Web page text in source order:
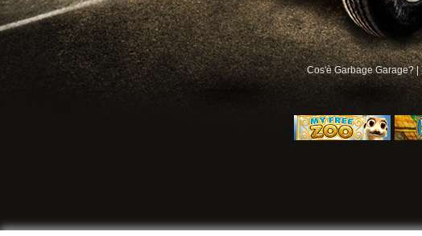
Cos'è Garbage Garage? |